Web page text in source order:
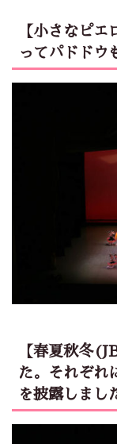
【小さなピ
ってパドドウ
【春夏秋冬
た。それぞれ
を披露しまし